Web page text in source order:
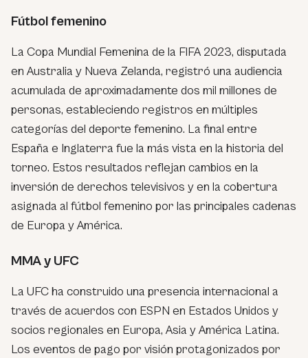
Fútbol femenino
La Copa Mundial Femenina de la FIFA 2023, disputada
en Australia y Nueva Zelanda, registró una audiencia
acumulada de aproximadamente dos mil millones de
personas, estableciendo registros en múltiples
categorías del deporte femenino. La final entre
España e Inglaterra fue la más vista en la historia del
torneo. Estos resultados reflejan cambios en la
inversión de derechos televisivos y en la cobertura
asignada al fútbol femenino por las principales cadenas
de Europa y América.
MMA y UFC
La UFC ha construido una presencia internacional a
través de acuerdos con ESPN en Estados Unidos y
socios regionales en Europa, Asia y América Latina.
Los eventos de pago por visión protagonizados por